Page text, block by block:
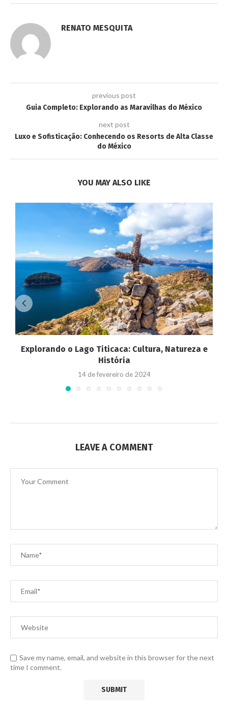
RENATO MESQUITA
previous post
Guia Completo: Explorando as Maravilhas do México
next post
Luxo e Sofisticação: Conhecendo os Resorts de Alta Classe
do México
YOU MAY ALSO LIKE
Explorando o Lago Titicaca: Cultura, Natureza e
História
14 de fevereiro de 2024
LEAVE A COMMENT
Save my name, email, and website in this browser for the next
time I comment.